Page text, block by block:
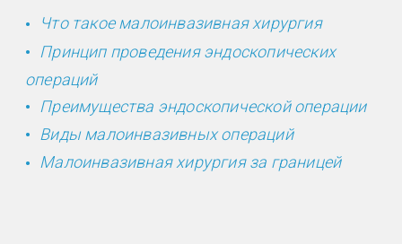
Что такое малоинвазивная хирургия
Принцип проведения эндоскопических
операций
Преимущества эндоскопической операции
Виды малоинвазивных операций
Малоинвазивная хирургия за границей